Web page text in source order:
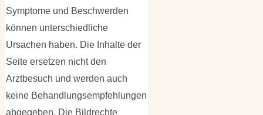
Symptome und Beschwerden
können unterschiedliche
Ursachen haben. Die Inhalte der
Seite ersetzen nicht den
Arztbesuch und werden auch
keine Behandlungsempfehlungen
abgegeben. Die Bildrechte